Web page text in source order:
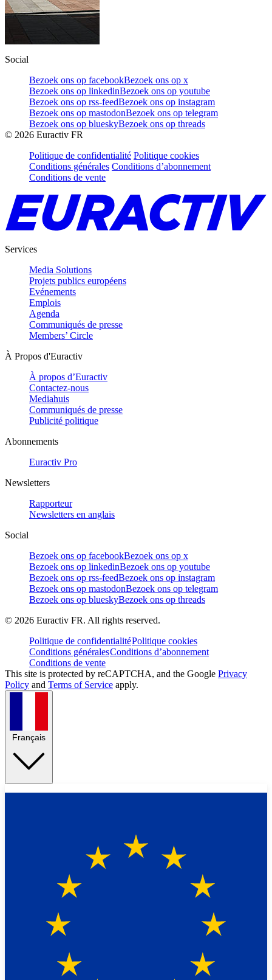
Social
Bezoek ons op facebookBezoek ons op x
Bezoek ons op linkedinBezoek ons op youtube
Bezoek ons op rss-feedBezoek ons op instagram
Bezoek ons op mastodonBezoek ons op telegram
Bezoek ons op blueskyBezoek ons op threads
© 2026 Euractiv FR
Politique de confidentialité Politique cookies
Conditions générales Conditions d’abonnement
Conditions de vente
Services
Media Solutions
Projets publics européens
Evénements
Emplois
Agenda
Communiqués de presse
Members’ Circle
À Propos d'Euractiv
À propos d’Euractiv
Contactez-nous
Mediahuis
Communiqués de presse
Publicité politique
Abonnements
Euractiv Pro
Newsletters
Rapporteur
Newsletters en anglais
Social
Bezoek ons op facebookBezoek ons op x
Bezoek ons op linkedinBezoek ons op youtube
Bezoek ons op rss-feedBezoek ons op instagram
Bezoek ons op mastodonBezoek ons op telegram
Bezoek ons op blueskyBezoek ons op threads
© 2026 Euractiv FR. All rights reserved.
Politique de confidentialitéPolitique cookies
Conditions généralesConditions d’abonnement
Conditions de vente
This site is protected by reCAPTCHA, and the Google Privacy
Policy and Terms of Service apply.
Français